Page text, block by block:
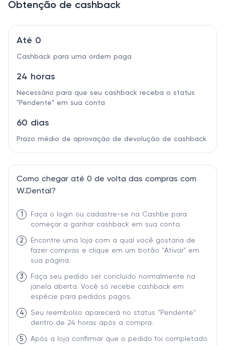
Obtenção de cashback
Até 0
Cashback para uma ordem paga
24 horas
Necessário para que seu cashback receba o status
"Pendente" em sua conta
60 dias
Prazo médio de aprovação de devolução de cashback
Como chegar até 0 de volta das compras com
W.Dental?
1
Faça o login ou cadastre-se na Cashbe para
começar a ganhar cashback em sua conta.
2
Encontre uma loja com a qual você gostaria de
fazer compras e clique em um botão "Ativar" em
sua página.
3
Faça seu pedido ser concluído normalmente na
janela aberta. Você só recebe cashback em
espécie para pedidos pagos.
4
Seu reembolso aparecerá no status "Pendente"
dentro de 24 horas após a compra.
5
Após a loja confirmar que o pedido foi completado